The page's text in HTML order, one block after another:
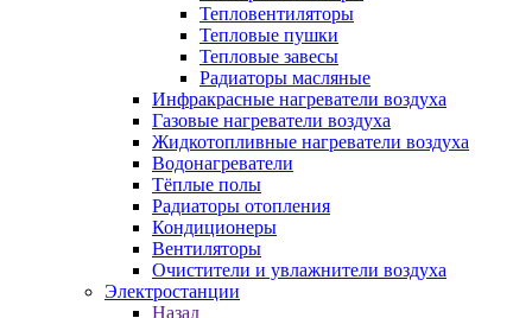
Тепловентиляторы
Тепловые пушки
Тепловые завесы
Радиаторы масляные
Инфракрасные нагреватели воздуха
Газовые нагреватели воздуха
Жидкотопливные нагреватели воздуха
Водонагреватели
Тёплые полы
Радиаторы отопления
Кондиционеры
Вентиляторы
Очистители и увлажнители воздуха
Электростанции
Назад